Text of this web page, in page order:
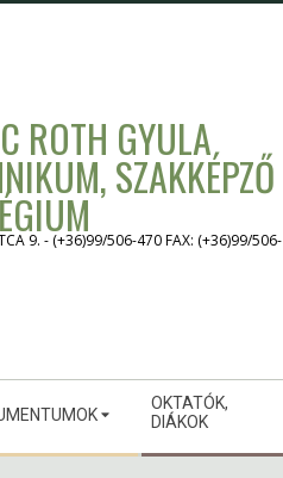
ROTH GYULA
SZAKKÉPZŐ
9. - (+36)99/506-470 FAX: (+36)99/506-
OKTATÓK,
DIÁKOK